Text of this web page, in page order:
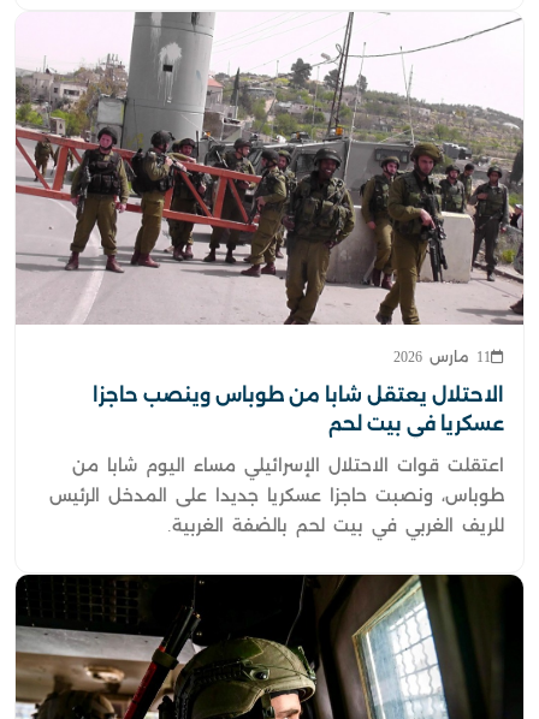
11 مارس 2026
الاحتلال يعتقل شابا من طوباس وينصب حاجزا
عسكريا في بيت لحم
اعتقلت قوات الاحتلال الإسرائيلي مساء اليوم شابا من
طوباس، ونصبت حاجزا عسكريا جديدا على المدخل الرئيس
للريف الغربي في بيت لحم بالضفة الغربية.